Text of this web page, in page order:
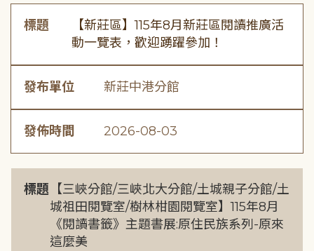
標題
【新莊區】115年8月新莊區閱讀推廣活
動一覽表，歡迎踴躍參加！
發布單位 新莊中港分館
發佈時間 2026-08-03
標題 【三峽分館/三峽北大分館/土城親子分館/土
城祖田閱覽室/樹林柑園閱覽室】115年8月
《閱讀書籤》主題書展:原住民族系列-原來
這麼美